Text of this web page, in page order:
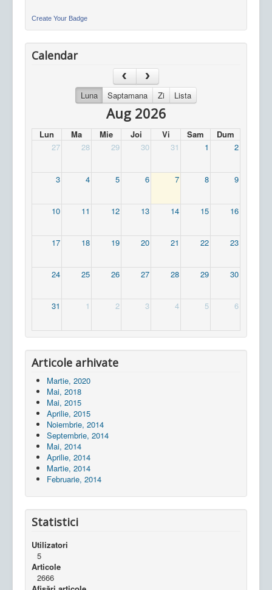
Create Your Badge
Calendar
Luna Saptamana Zi Lista
Aug 2026
Lun Ma Mie Joi Vi Sam
Dum
27
28 29 30 31 1 2
3 4 5 6 7 8 9
10 11 12 13 14 15 16
17 18 19 20 21 22 23
24 25 26 27 28 29 30
31 1 2 3 4 5 6
Articole arhivate
Martie, 2020
Mai, 2018
Mai, 2015
Aprilie, 2015
Noiembrie, 2014
Septembrie, 2014
Mai, 2014
Aprilie, 2014
Martie, 2014
Februarie, 2014
Statistici
Utilizatori
5
Articole
2666